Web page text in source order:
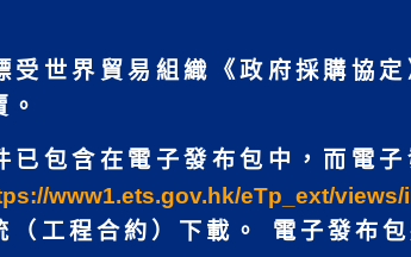
受世界貿易組織《政府採購協
已包含在電子發布包中，而電
www1.ets.gov.hk/eTp_ext/views/
（工程合約）下載。 電子發布